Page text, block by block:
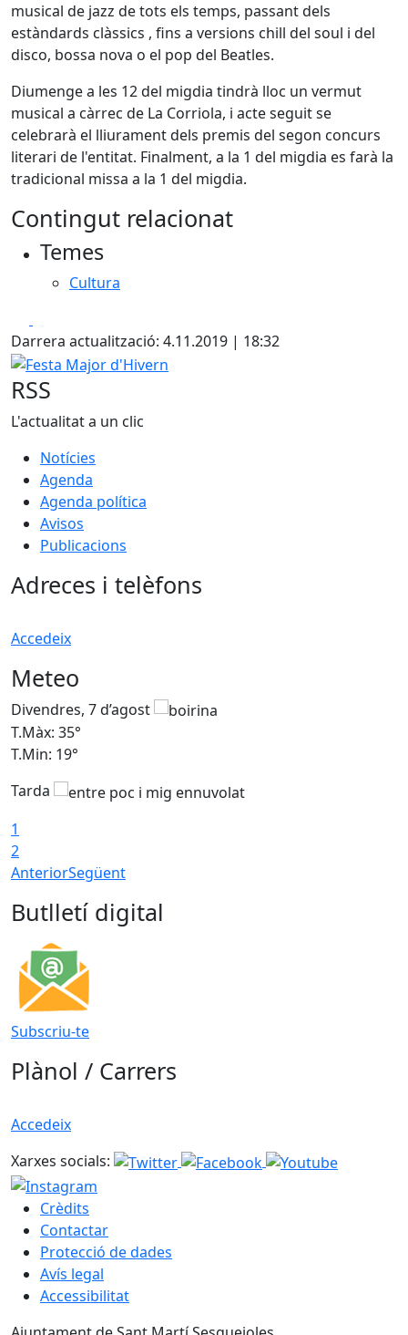
musical de jazz de tots els temps, passant dels
estàndards clàssics , fins a versions chill del soul i del
disco, bossa nova o el pop del Beatles.
Diumenge a les 12 del migdia tindrà lloc un vermut
musical a càrrec de La Corriola, i acte seguit se
celebrarà el lliurament dels premis del segon concurs
literari de l'entitat. Finalment, a la 1 del migdia es farà la
tradicional missa a la 1 del migdia.
Contingut relacionat
Temes
Cultura
Darrera actualització: 4.11.2019 | 18:32
Festa Major d'Hivern
RSS
L'actualitat a un clic
Notícies
Agenda
Agenda política
Avisos
Publicacions
Adreces i telèfons
Accedeix
Meteo
Divendres, 7 d’agost
T.Màx: 35°
T.Min: 19°
Tarda
1
2
AnteriorSegüent
Butlletí digital
Subscriu-te
Plànol / Carrers
Accedeix
Xarxes socials:
Crèdits
Contactar
Protecció de dades
Avís legal
Accessibilitat